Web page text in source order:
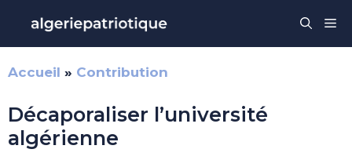
contenu
Accueil » Contribution
Décaporaliser l’université
algérienne